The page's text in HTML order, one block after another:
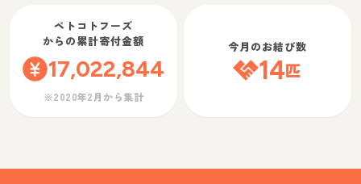
ペトコトフーズ
からの累計寄付金額
17,022,844
※2020年2月から集計
今月のお結び数
14匹